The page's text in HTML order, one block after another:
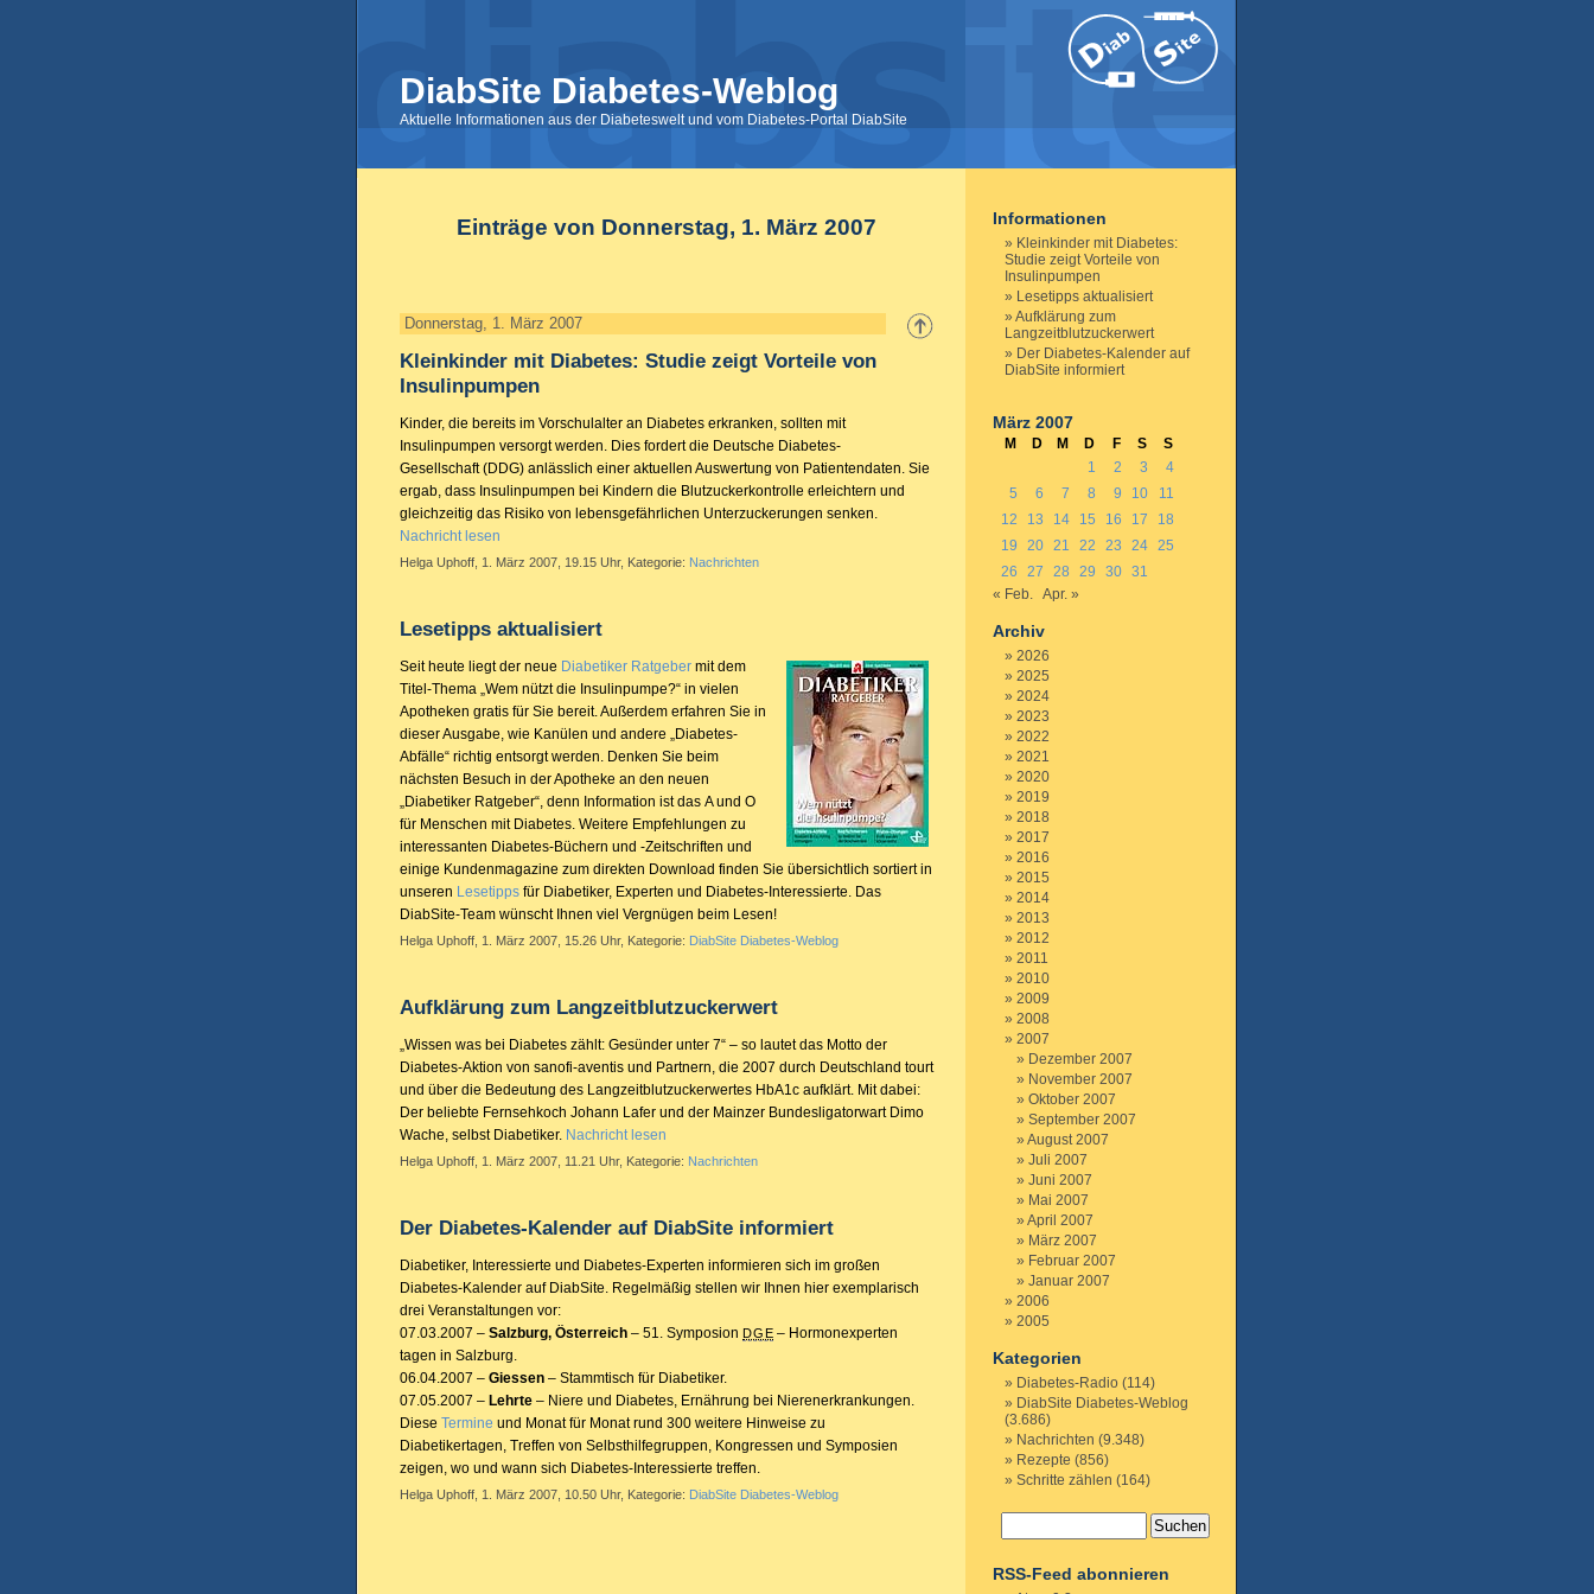
DiabSite Diabetes-Weblog
Aktuelle Informationen aus der Diabeteswelt und vom Diabetes-Portal DiabSite
Einträge von Donnerstag, 1. März 2007
Donnerstag, 1. März 2007
Kleinkinder mit Diabetes: Studie zeigt Vorteile von
Insulinpumpen
Kinder, die bereits im Vorschulalter an Diabetes erkranken, sollten mit
Insulinpumpen versorgt werden. Dies fordert die Deutsche Diabetes-
Gesellschaft (DDG) anlässlich einer aktuellen Auswertung von Patientendaten. Sie
ergab, dass Insulinpumpen bei Kindern die Blutzuckerkontrolle erleichtern und
gleichzeitig das Risiko von lebensgefährlichen Unterzuckerungen senken.
Nachricht lesen
Helga Uphoff, 1. März 2007, 19.15 Uhr, Kategorie: Nachrichten
Lesetipps aktualisiert
Seit heute liegt der neue Diabetiker Ratgeber mit dem
Titel-Thema „Wem nützt die Insulinpumpe?“ in vielen
Apotheken gratis für Sie bereit. Außerdem erfahren Sie in
dieser Ausgabe, wie Kanülen und andere „Diabetes-
Abfälle“ richtig entsorgt werden. Denken Sie beim
nächsten Besuch in der Apotheke an den neuen
„Diabetiker Ratgeber“, denn Information ist das A und O
für Menschen mit Diabetes. Weitere Empfehlungen zu
interessanten Diabetes-Büchern und -Zeitschriften und
einige Kundenmagazine zum direkten Download finden Sie übersichtlich sortiert in
unseren Lesetipps für Diabetiker, Experten und Diabetes-Interessierte. Das
DiabSite-Team wünscht Ihnen viel Vergnügen beim Lesen!
Helga Uphoff, 1. März 2007, 15.26 Uhr, Kategorie: DiabSite Diabetes-Weblog
Aufklärung zum Langzeitblutzuckerwert
„Wissen was bei Diabetes zählt: Gesünder unter 7“ – so lautet das Motto der
Diabetes-Aktion von sanofi-aventis und Partnern, die 2007 durch Deutschland tourt
und über die Bedeutung des Langzeitblutzuckerwertes HbA1c aufklärt. Mit dabei:
Der beliebte Fernsehkoch Johann Lafer und der Mainzer Bundesligatorwart Dimo
Wache, selbst Diabetiker. Nachricht lesen
Helga Uphoff, 1. März 2007, 11.21 Uhr, Kategorie: Nachrichten
Der Diabetes-Kalender auf DiabSite informiert
Diabetiker, Interessierte und Diabetes-Experten informieren sich im großen
Diabetes-Kalender auf DiabSite. Regelmäßig stellen wir Ihnen hier exemplarisch
drei Veranstaltungen vor:
07.03.2007 – Salzburg, Österreich – 51. Symposion DGE – Hormonexperten
tagen in Salzburg.
06.04.2007 – Giessen – Stammtisch für Diabetiker.
07.05.2007 – Lehrte – Niere und Diabetes, Ernährung bei Nierenerkrankungen.
Diese Termine und Monat für Monat rund 300 weitere Hinweise zu
Diabetikertagen, Treffen von Selbsthilfegruppen, Kongressen und Symposien
zeigen, wo und wann sich Diabetes-Interessierte treffen.
Helga Uphoff, 1. März 2007, 10.50 Uhr, Kategorie: DiabSite Diabetes-Weblog
Informationen
Kleinkinder mit Diabetes:
Studie zeigt Vorteile von
Insulinpumpen
Lesetipps aktualisiert
Aufklärung zum
Langzeitblutzuckerwert
Der Diabetes-Kalender auf
DiabSite informiert
März 2007
M D M D F S
S
1
2 3
4
5
6 7 8 9 10
11
12
13 14 15 16 17
18
19
20 21 22 23 24 25
26
27 28 29 30 31
« Feb. Apr. »
Archiv
2026
2025
2024
2023
2022
2021
2020
2019
2018
2017
2016
2015
2014
2013
2012
2011
2010
2009
2008
2007
Dezember 2007
November 2007
Oktober 2007
September 2007
August 2007
Juli 2007
Juni 2007
Mai 2007
April 2007
März 2007
Februar 2007
Januar 2007
2006
2005
Kategorien
Diabetes-Radio (114)
DiabSite Diabetes-Weblog
(3.686)
Nachrichten (9.348)
Rezepte (856)
Schritte zählen (164)
RSS-Feed abonnieren